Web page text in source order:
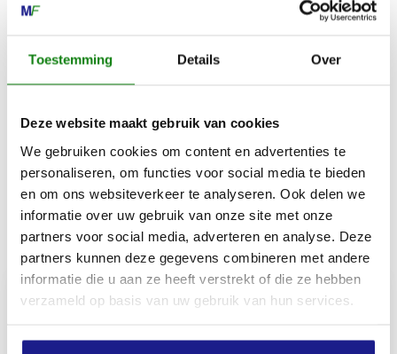
Toestemming Details Over
Deze website maakt gebruik van cookies
We gebruiken cookies om content en advertenties te
personaliseren, om functies voor social media te bieden
en om ons websiteverkeer te analyseren. Ook delen we
informatie over uw gebruik van onze site met onze
partners voor social media, adverteren en analyse. Deze
partners kunnen deze gegevens combineren met andere
informatie die u aan ze heeft verstrekt of die ze hebben
verzameld op basis van uw gebruik van hun services.
80 % polyester, 15 % polyamide, 4 % elastaan, 1 %
keramiek
Inhoud door
MECHANISATIE FRANEKER